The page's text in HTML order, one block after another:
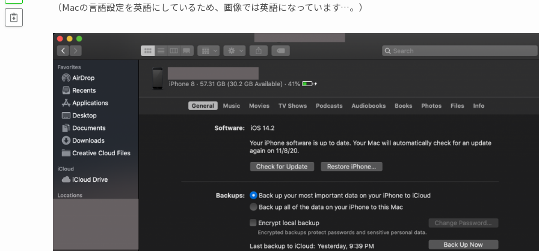
（Macの言語設定を英語にしているため、画像では英語になっています…。）